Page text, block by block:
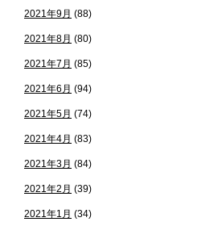
2021年9月 (88)
2021年8月 (80)
2021年7月 (85)
2021年6月 (94)
2021年5月 (74)
2021年4月 (83)
2021年3月 (84)
2021年2月 (39)
2021年1月 (34)